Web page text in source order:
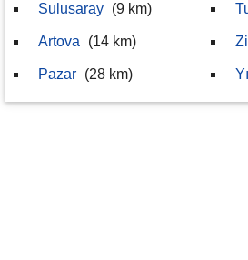
Sulusaray (9 km)
Artova (14 km)
Pazar (28 km)